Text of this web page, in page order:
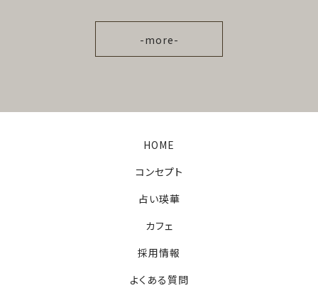
-more-
HOME
コンセプト
占い瑛華
カフェ
採用情報
よくある質問